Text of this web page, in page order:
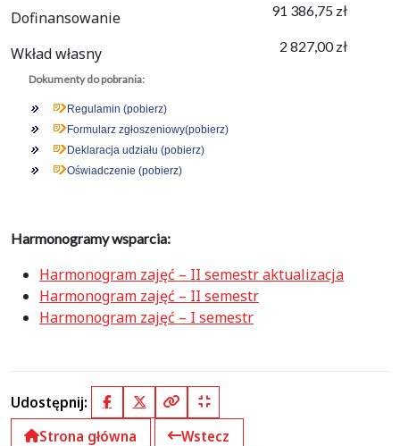
Dofinansowanie 91 386,75 zł
Wkład własny 2 827,00 zł
Dokumenty do pobrania:
Regulamin (pobierz)
Formularz zgłoszeniowy(pobierz)
Deklaracja udziału (pobierz)
Oświadczenie (pobierz)
Harmonogramy wsparcia:
Harmonogram zajęć – II semestr aktualizacja
Harmonogram zajęć – II semestr
Harmonogram zajęć – I semestr
Udostępnij: FacebookX (Twitter)
Kopiuj pełny link
Kopiuj krótki link
Strona główna
Wstecz